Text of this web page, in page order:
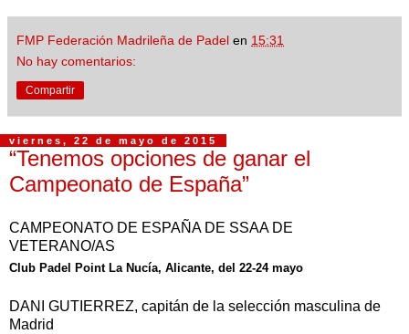
FMP Federación Madrileña de Padel en 15:31
No hay comentarios:
Compartir
viernes, 22 de mayo de 2015
“Tenemos opciones de ganar el
Campeonato de España”
CAMPEONATO DE ESPAÑA DE SSAA DE
VETERANO/AS
Club Padel Point La Nucía, Alicante, del 22-24 mayo
DANI GUTIERREZ, capitán de la selección masculina de
Madrid